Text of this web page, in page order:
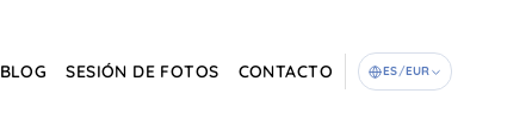
BLOG SESIÓN DE FOTOS CONTACTO ES/EUR